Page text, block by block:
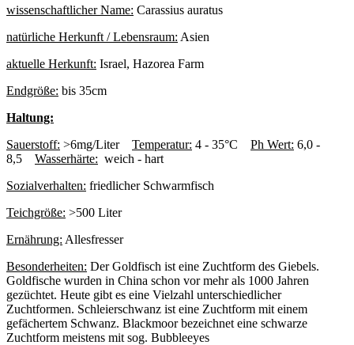
wissenschaftlicher Name: Carassius auratus
natürliche Herkunft / Lebensraum: Asien
aktuelle Herkunft: Israel, Hazorea Farm
Endgröße: bis 35cm
Haltung:
Sauerstoff: >6mg/Liter Temperatur: 4 - 35°C Ph Wert: 6,0 -
8,5 Wasserhärte: weich - hart
Sozialverhalten: friedlicher Schwarmfisch
Teichgröße: >500 Liter
Ernährung: Allesfresser
Besonderheiten: Der Goldfisch ist eine Zuchtform des Giebels.
Goldfische wurden in China schon vor mehr als 1000 Jahren
gezüchtet. Heute gibt es eine Vielzahl unterschiedlicher
Zuchtformen. Schleierschwanz ist eine Zuchtform mit einem
gefächertem Schwanz. Blackmoor bezeichnet eine schwarze
Zuchtform meistens mit sog. Bubbleeyes